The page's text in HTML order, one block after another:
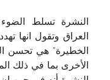
النشرة تسلط
العراق وتقول انها
الخطيرة” هي تحسن
الأخرى بما في ذلك